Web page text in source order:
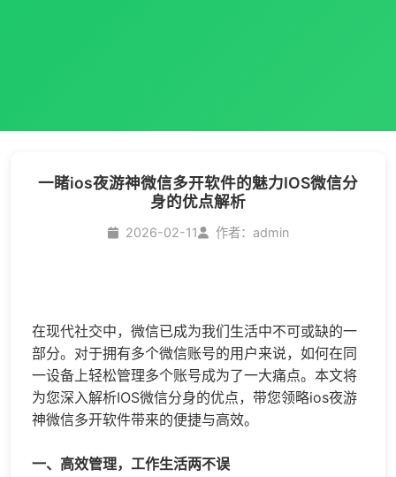
​一睹ios夜游神微信多开软件的魅力IOS微信分
身的优点解析
2026-02-11 作者：admin
在现代社交中，微信已成为我们生活中不可或缺的一
部分。对于拥有多个微信账号的用户来说，如何在同
一设备上轻松管理多个账号成为了一大痛点。本文将
为您深入解析IOS微信分身的优点，带您领略ios夜游
神微信多开软件带来的便捷与高效。
一、高效管理，工作生活两不误